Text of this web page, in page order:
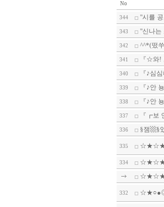
No
344 "시를
343 "신나는
342 ^^*(떴
341 『☆와!
340 『♪심
339 『♪안
338 『♪안
337 『┏보
336 §잼▩§
335
334
☆★☆★
332